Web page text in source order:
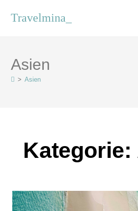
Travelmina_
Asien
> Asien
Kategorie: